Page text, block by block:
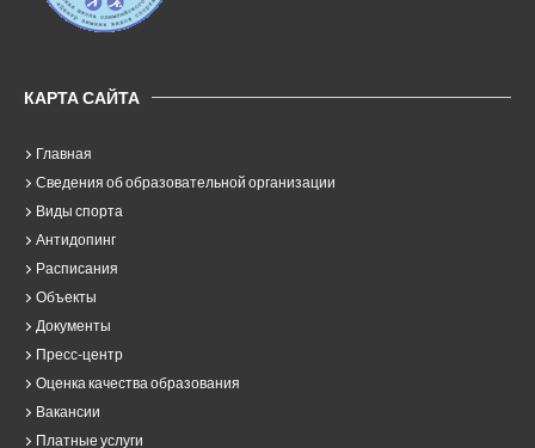
КАРТА САЙТА
Главная
Сведения об образовательной организации
Виды спорта
Антидопинг
Расписания
Объекты
Документы
Пресс-центр
Оценка качества образования
Вакансии
Платные услуги